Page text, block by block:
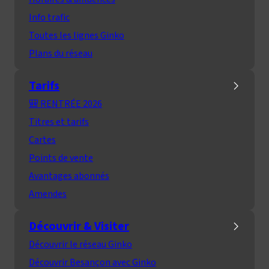
Info trafic
Toutes les lignes Ginko
Plans du réseau
Tarifs
🎒 RENTRÉE 2026
Titres et tarifs
Cartes
Points de vente
Avantages abonnés
Amendes
Découvrir & Visiter
Découvrir le réseau Ginko
Découvrir Besançon avec Ginko